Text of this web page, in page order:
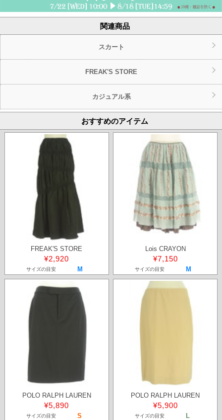
関連商品
スカート
FREAK'S STORE
カジュアル系
おすすめのアイテム
FREAK'S STORE
¥2,920
サイズの目安 M
Lois CRAYON
¥7,150
サイズの目安 M
POLO RALPH LAUREN
¥5,890
サイズの目安 S
POLO RALPH LAUREN
¥5,900
サイズの目安 L